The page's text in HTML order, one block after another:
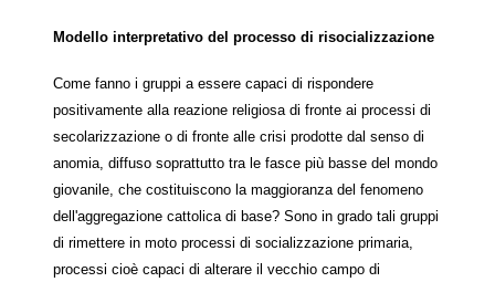
Modello interpretativo del processo di risocializzazione
Come fanno i gruppi a essere capaci di rispondere
positivamente alla reazione religiosa di fronte ai processi di
secolarizzazione o di fronte alle crisi prodotte dal senso di
anomia, diffuso soprattutto tra le fasce più basse del mondo
giovanile, che costituiscono la maggioranza del fenomeno
dell'aggregazione cattolica di base? Sono in grado tali gruppi
di rimettere in moto processi di socializzazione primaria,
processi cioè capaci di alterare il vecchio campo di